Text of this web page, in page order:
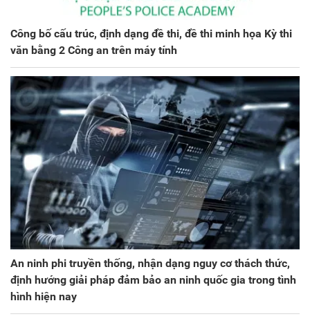
Công bố cấu trúc, định dạng đề thi, đề thi minh họa Kỳ thi
văn bằng 2 Công an trên máy tính
An ninh phi truyền thống, nhận dạng nguy cơ thách thức,
định hướng giải pháp đảm bảo an ninh quốc gia trong tình
hình hiện nay